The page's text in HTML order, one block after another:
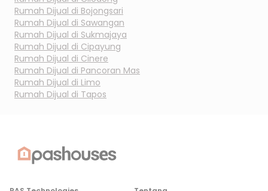
Rumah Dijual di Bojongsari
Rumah Dijual di Sawangan
Rumah Dijual di Sukmajaya
Rumah Dijual di Cipayung
Rumah Dijual di Cinere
Rumah Dijual di Pancoran Mas
Rumah Dijual di Limo
Rumah Dijual di Tapos